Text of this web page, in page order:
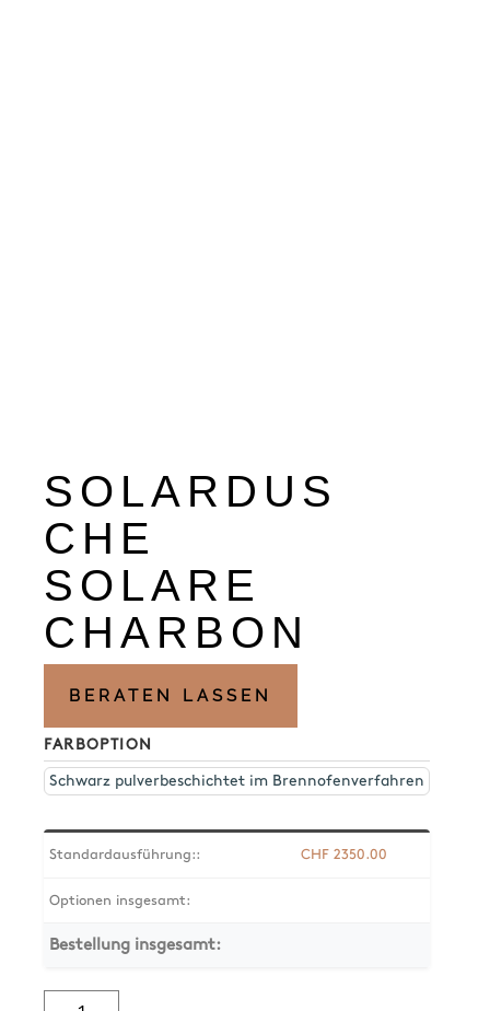
SOLARDUS
CHE
SOLARE
CHARBON
BERATEN LASSEN
FARBOPTION
Schwarz pulverbeschichtet im Brennofenverfahren
Standardausführung:: CHF 2350.00
Optionen insgesamt:
Bestellung insgesamt: